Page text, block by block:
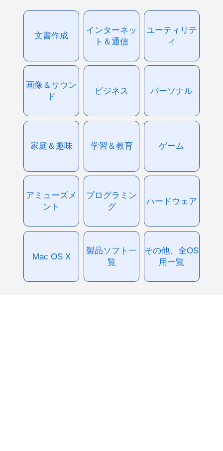
文書作成
インターネッ
ト＆通信
ユーティリテ
ィ
画像＆サウン
ド
ビジネス パーソナル
家庭＆趣味 学習＆教育 ゲーム
アミューズメ
ント
プログラミン
グ
ハードウェア
Mac OS X
製品ソフト一
覧
その他、全OS
用一覧